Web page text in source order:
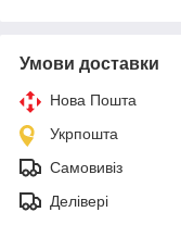
Умови доставки
Нова Пошта
Укрпошта
Самовивіз
Делівері